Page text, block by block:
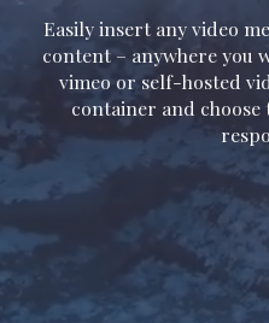
English
Easily insert any video
content – anywhere you
vimeo or self-hosted
container and choose